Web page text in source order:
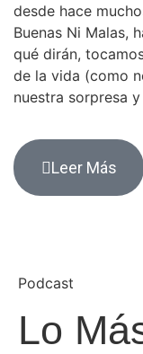
desde hace
Buenas Ni Malas,
qué dirán,
de la vida (como
nuestra sorpresa
Leer Más
Podcast
Lo